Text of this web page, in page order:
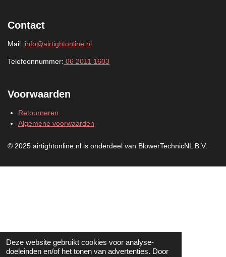
Deze website gebruikt cookies voor analyse-
doeleinden en/of het tonen van advertenties. Door
Contact
Mail: info@airtightonline.nl
Telefoonnummer: 06 2011 1603
Voorwaarden
Retourneren
Algemene voorwaarden
© 2025 airtightonline.nl is onderdeel van BlowerTechnicNL B.V.